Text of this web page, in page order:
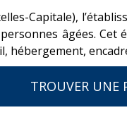
Capitale),
âgées. Cet
hébergement,
TROUVER UNE